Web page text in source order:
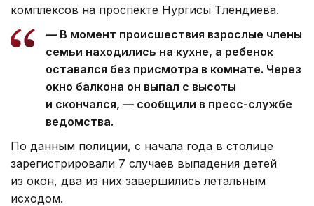
комплексов на проспекте Нургисы Тлендиева.
— В момент происшествия взрослые члены
семьи находились на кухне, а ребенок
оставался без присмотра в комнате. Через
окно балкона он выпал с высоты
и скончался, — сообщили в пресс-службе
ведомства.
По данным полиции, с начала года в столице
зарегистрировали 7 случаев выпадения детей
из окон, два из них завершились летальным
исходом.